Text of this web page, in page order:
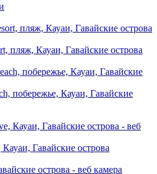
пляж, Кауаи, Гавайские острова
побережье, Кауаи, Гавайские
Гавайские острова